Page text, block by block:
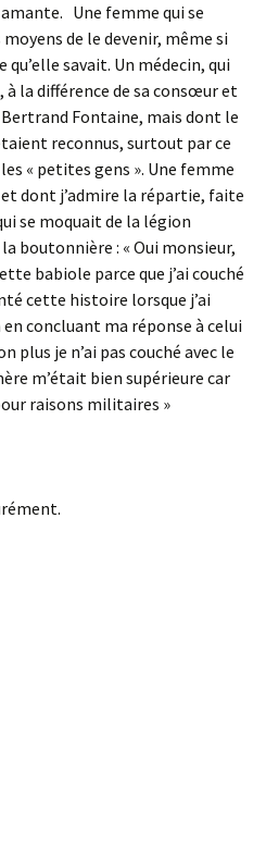
Une femme qui se
de le devenir, même si
savait. Un médecin, qui
la différence de sa consœur et
Fontaine, mais dont le
reconnus, surtout par ce
« petites gens ». Une femme
dont j’admire la répartie, faite
se moquait de la légion
boutonnière : « Oui monsieur,
babiole parce que j’ai couché
cette histoire lorsque j’ai
concluant ma réponse à celui
plus je n’ai pas couché avec le
m’était bien supérieure car
raisons militaires »